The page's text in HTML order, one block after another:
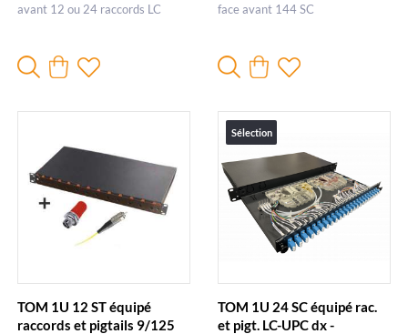
avant 12 ou 24 raccords LC
face avant 144 SC
TOM 1U 12 ST équipé
raccords et pigtails 9/125
Sélection
TOM 1U 24 SC équipé rac.
et pigt. LC-UPC dx -